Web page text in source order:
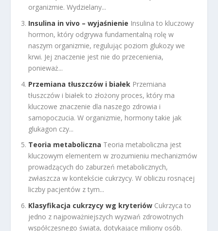
organizmie. Wydzielany...
Insulina in vivo – wyjaśnienie Insulina to kluczowy
hormon, który odgrywa fundamentalną rolę w
naszym organizmie, regulując poziom glukozy we
krwi. Jej znaczenie jest nie do przecenienia,
ponieważ...
Przemiana tłuszczów i białek Przemiana
tłuszczów i białek to złożony proces, który ma
kluczowe znaczenie dla naszego zdrowia i
samopoczucia. W organizmie, hormony takie jak
glukagon czy...
Teoria metaboliczna Teoria metaboliczna jest
kluczowym elementem w zrozumieniu mechanizmów
prowadzących do zaburzeń metabolicznych,
zwłaszcza w kontekście cukrzycy. W obliczu rosnącej
liczby pacjentów z tym...
Klasyfikacja cukrzycy wg kryteriów Cukrzyca to
jedno z najpoważniejszych wyzwań zdrowotnych
współczesnego świata, dotykające miliony osób.